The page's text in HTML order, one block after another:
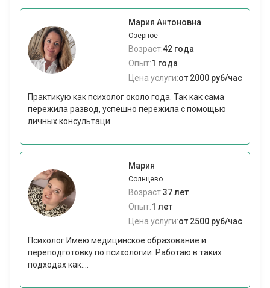
Мария Антоновна
Озёрное
Возраст:42 года
Опыт:1 года
Цена услуги:от 2000 руб/час
Практикую как психолог около года. Так как сама
пережила развод, успешно пережила с помощью
личных консультаци...
Мария
Солнцево
Возраст:37 лет
Опыт:1 лет
Цена услуги:от 2500 руб/час
Психолог Имею медицинское образование и
переподготовку по психологии. Работаю в таких
подходах как:...